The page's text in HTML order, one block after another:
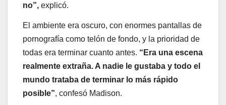
no”, explicó.
El ambiente era oscuro, con enormes pantallas de
pornografía como telón de fondo, y la prioridad de
todas era terminar cuanto antes. “Era una escena
realmente extraña. A nadie le gustaba y todo el
mundo trataba de terminar lo más rápido
posible”, confesó Madison.